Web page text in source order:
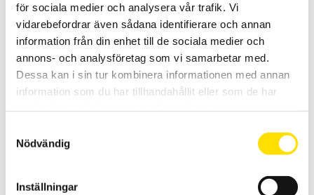
för sociala medier och analysera vår trafik. Vi
vidarebefordrar även sådana identifierare och annan
information från din enhet till de sociala medier och
annons- och analysföretag som vi samarbetar med.
Dessa kan i sin tur kombinera informationen med annan
information som du har tillhandahållit eller som de har
Nödvändig
Inställningar
5,690.00kr – 8,025.00kr Prisintervall:
5,690.00 kr
till
8,025.00 kr
LÄS MER
Multifuntionsinstrument för kontroll och underhåll av